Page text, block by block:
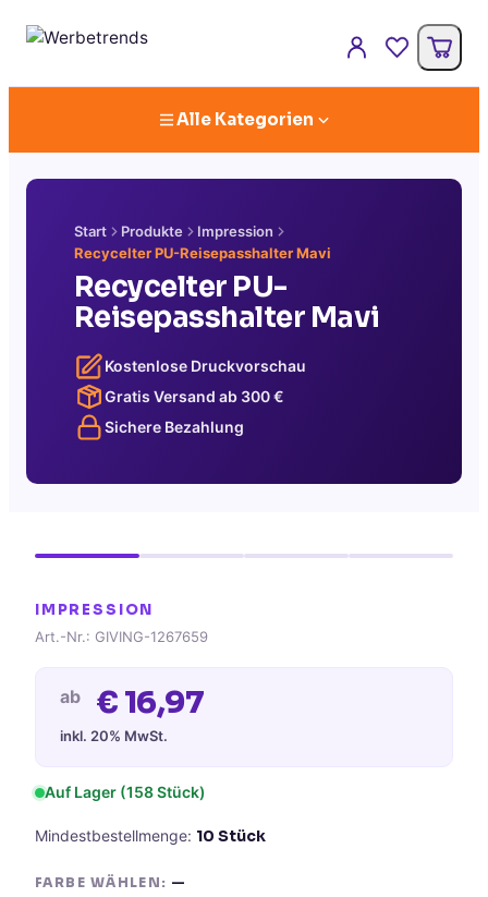
Alle Kategorien
Start Produkte
Impression
Recycelter PU-Reisepasshalter Mavi
Recycelter PU-
Reisepasshalter Mavi
Kostenlose Druckvorschau
Gratis Versand ab 300€
Sichere Bezahlung
IMPRESSION
Art.-Nr.: GIVING-1267659
ab € 16,97
inkl. 20% MwSt.
Auf Lager (158 Stück)
Mindestbestellmenge: 10 Stück
FARBE WÄHLEN: —